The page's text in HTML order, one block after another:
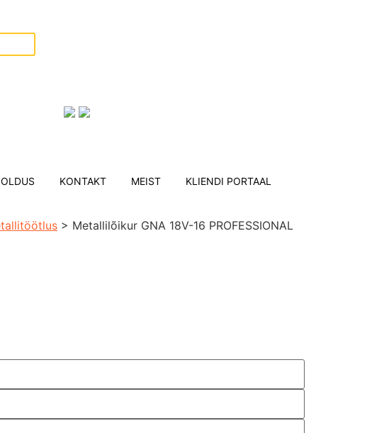
KONTAKT MEIST
KLIENDI PORTAAL
> Metallilõikur GNA 18V-16 PROFESSIONAL